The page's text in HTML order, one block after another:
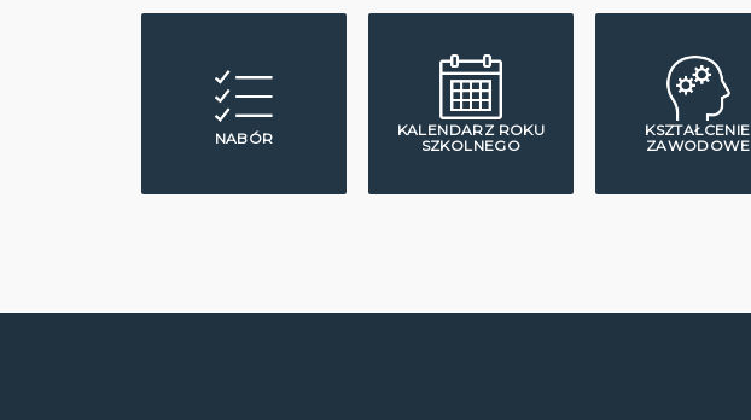
NABÓR
KALENDARZ ROKU
SZKOLNEGO
KSZTAŁCENIE
ZAWODOWE